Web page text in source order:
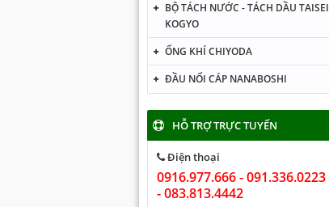
BỘ TÁCH NƯỚC - TÁCH DẦU TAISEI
KOGYO
ỐNG KHÍ CHIYODA
ĐẦU NỐI CÁP NANABOSHI
HỖ TRỢ TRỰC TUYẾN
Điện thoại
0916.977.666 - 091.336.0223
- 083.813.4442